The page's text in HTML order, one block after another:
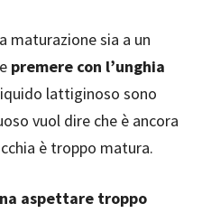
maturazione sia a un
premere con l’unghia
lattiginoso sono
vuol dire che è ancora
è troppo matura.
aspettare troppo